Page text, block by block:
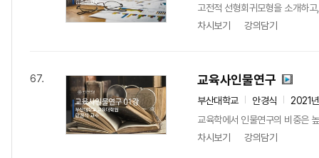
고전적 선형회귀모형을 소개하
차시보기
강의담기
67. 교육사인물연구
부산대학교 안경식
2021
교육학에서 인물연구의 비중은
차시보기
강의담기